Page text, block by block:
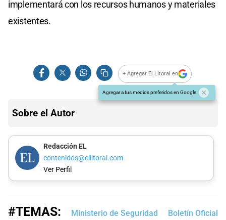
implementará con los recursos humanos y materiales
existentes.
+ Agregar El Litoral en
Agregar a tus medios preferidos en Google
Sobre el Autor
Redacción EL
contenidos@ellitoral.com
Ver Perfil
#TEMAS: Ministerio de Seguridad Boletín Oficial